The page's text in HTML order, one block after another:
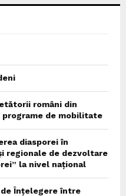
români din
programe de mobilitate
diasporei în
regionale de dezvoltare
la nivel național
de Înțelegere între